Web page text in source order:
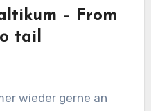
– From
tail
wieder gerne an